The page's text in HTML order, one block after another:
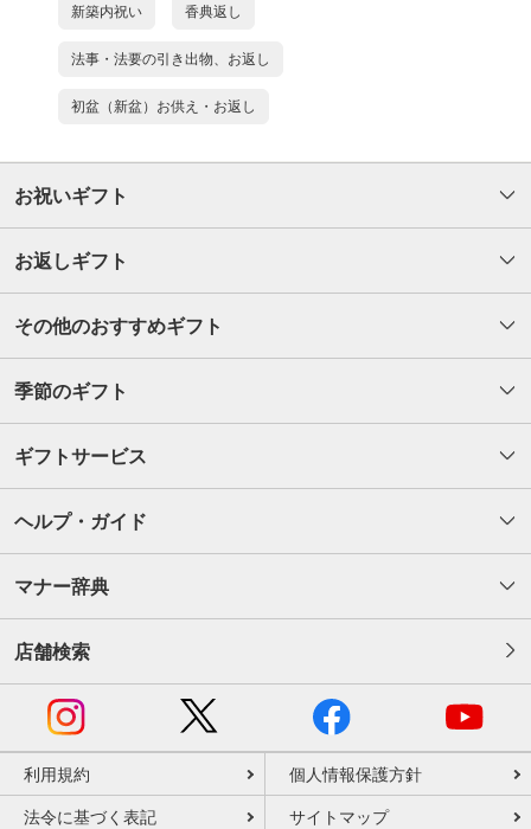
新築内祝い 香典返し
法事・法要の引き出物、お返し
初盆（新盆）お供え・お返し
お祝いギフト
お返しギフト
その他のおすすめギフト
季節のギフト
ギフトサービス
ヘルプ・ガイド
マナー辞典
店舗検索
利用規約 個人情報保護方針
法令に基づく表記 サイトマップ